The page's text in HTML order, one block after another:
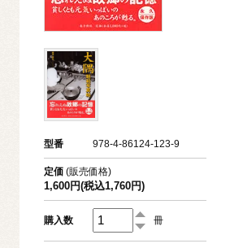
型番 978-4-86124-123-9
定価 (販売価格)
1,600円(税込1,760円)
購入数 冊